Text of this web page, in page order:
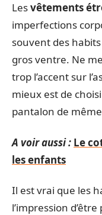
Lesvêtements
imperfections
souvent des
gros ventre. Ne
trop l’accent sur
mieux est de
pantalon de
A voir aussi : Le
les enfants
Il est vrai que les
l’impression